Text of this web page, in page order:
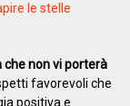
le stelle
che non vi porterà
favorevoli che
positiva e